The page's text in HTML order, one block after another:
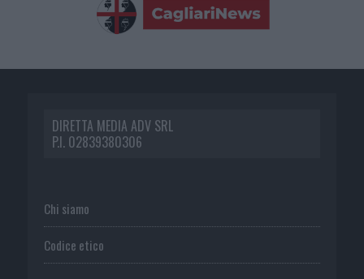
DIRETTA MEDIA ADV SRL
P.I. 02839380306
Chi siamo
Codice etico